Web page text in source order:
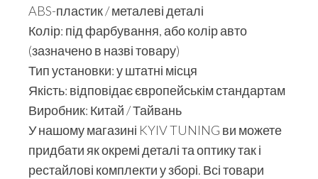
ABS-пластик / металеві деталі
Колір: під фарбування, або колір авто
(зазначено в назві товару)
Тип установки: у штатні місця
Якість: відповідає європейськім стандартам
Виробник: Китай / Тайвань
У нашому магазині KYIV TUNING ви можете
придбати як окремі деталі та оптику так і
рестайлові комплекти у зборі. Всі товари